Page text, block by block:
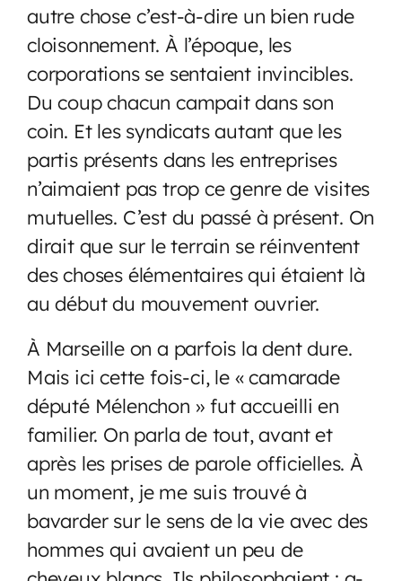
autre chose c’est-à-dire un bien rude
cloisonnement. À l’époque, les
corporations se sentaient invincibles.
Du coup chacun campait dans son
coin. Et les syndicats autant que les
partis présents dans les entreprises
n’aimaient pas trop ce genre de visites
mutuelles. C’est du passé à présent. On
dirait que sur le terrain se réinventent
des choses élémentaires qui étaient là
au début du mouvement ouvrier.
À Marseille on a parfois la dent dure.
Mais ici cette fois-ci, le « camarade
député Mélenchon » fut accueilli en
familier. On parla de tout, avant et
après les prises de parole officielles. À
un moment, je me suis trouvé à
bavarder sur le sens de la vie avec des
hommes qui avaient un peu de